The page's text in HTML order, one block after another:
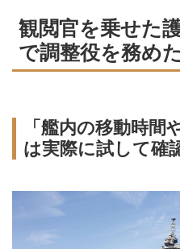
観閲官を乗せた
で調整役を務め
「艦内の移動時間
は実際に試して確